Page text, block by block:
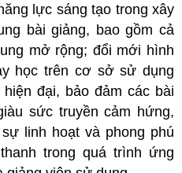
lực sáng tạo trong xây
bài giảng, bao gồm cả
mở rộng; đổi mới hình
học trên cơ sở sử dụng
đại, bảo đảm các bài
sức truyền cảm hứng,
linh hoạt và phong phú
trong quá trình ứng